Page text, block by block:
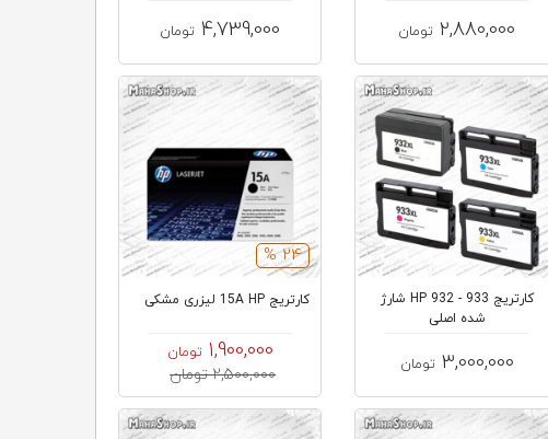
2,880,000 تومان 4,739,000 تومان
کارتریج 933 - 932 HP شارژ
شده اصلی
3,000,000 تومان
24 %
کارتریج 15A HP لیزری مشکی
1,900,000 تومان
2,500,000 تومان